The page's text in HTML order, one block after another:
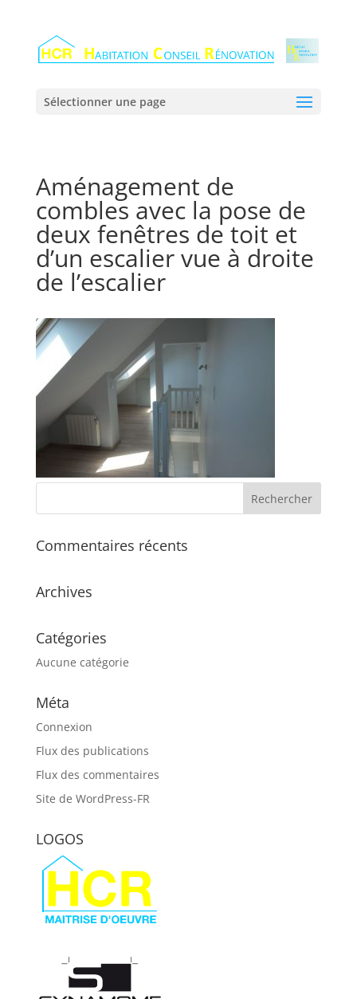
Sélectionner une page
Aménagement de
combles avec la pose de
deux fenêtres de toit et
d’un escalier vue à droite
de l’escalier
Commentaires récents
Archives
Catégories
Aucune catégorie
Méta
Connexion
Flux des publications
Flux des commentaires
Site de WordPress-FR
LOGOS